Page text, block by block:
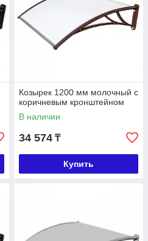
Козырек 1200 мм молочный с
коричневым кронштейном
В наличии
34 574 ₸
Купить